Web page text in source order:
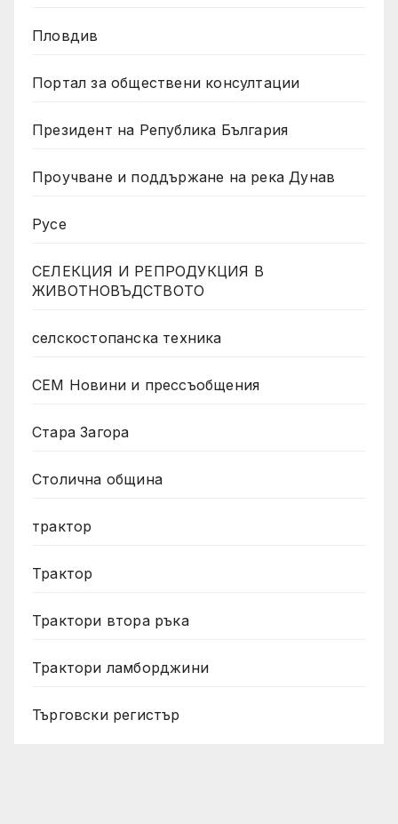
Пловдив
Портал за обществени консултации
Президент на Република България
Проучване и поддържане на река Дунав
Русе
СЕЛЕКЦИЯ И РЕПРОДУКЦИЯ В
ЖИВОТНОВЪДСТВОТО
селскостопанска техника
СЕМ Новини и прессъобщения
Стара Загора
Столична община
трактор
Трактор
Трактори втора ръка
Трактори ламборджини
Търговски регистър